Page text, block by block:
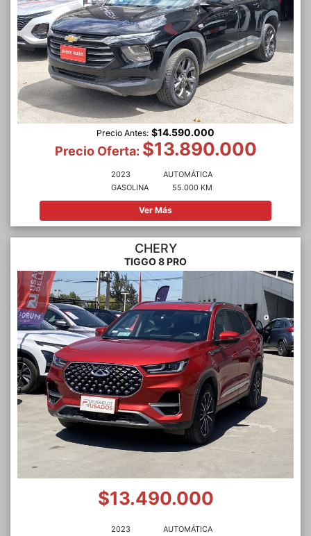
Precio Antes: $14.590.000
Precio Oferta: $13.890.000
2023
GASOLINA
AUTOMÁTICA
55.000 KM
Ver Más
CHERY
TIGGO 8 PRO
$13.490.000
2023
AUTOMÁTICA